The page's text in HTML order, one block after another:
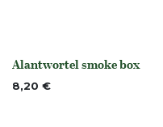
None
Alantwortel smoke box
8,20 €